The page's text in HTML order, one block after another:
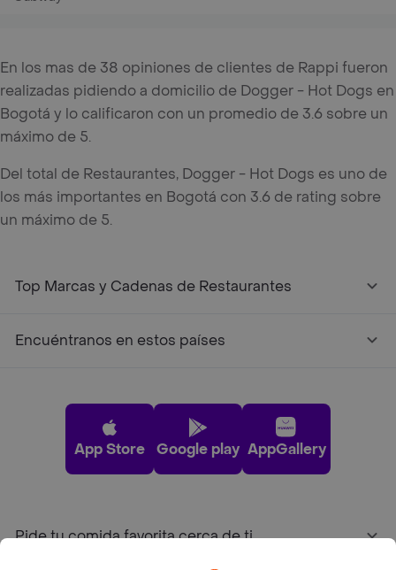
En los mas de 38 opiniones de clientes de Rappi fueron
realizadas pidiendo a domicilio de Dogger - Hot Dogs en
Bogotá y lo calificaron con un promedio de 3.6 sobre un
máximo de 5.
Del total de Restaurantes, Dogger - Hot Dogs es uno de
los más importantes en Bogotá con 3.6 de rating sobre
un máximo de 5.
Top Marcas y Cadenas de Restaurantes
Encuéntranos en estos países
App Store Google play AppGallery
Pide tu comida favorita cerca de ti